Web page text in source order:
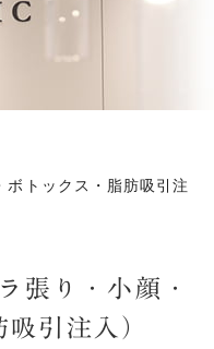
トックス・脂肪吸引注
張り・小顔・
引注入）